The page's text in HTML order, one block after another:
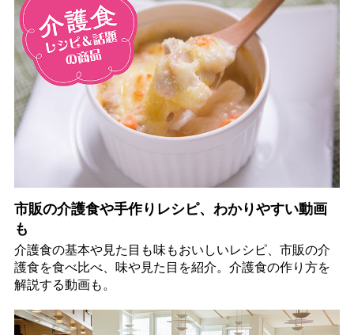
市販の介護食や手作りレシピ、わかりやすい動画
も
介護食の基本や見た目も味もおいしいレシピ、市販の介
護食を食べ比べ、味や見た目を紹介。介護食の作り方を
解説する動画も。